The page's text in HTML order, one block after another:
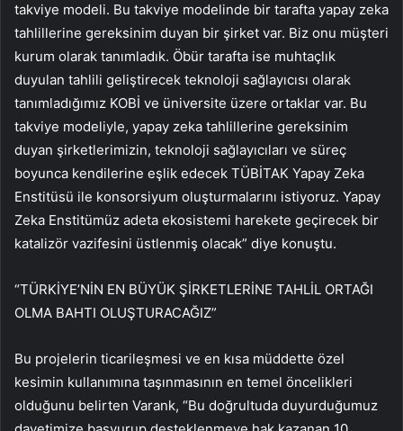
takviye modeli. Bu takviye modelinde bir tarafta yapay zeka
tahlillerine gereksinim duyan bir şirket var. Biz onu müşteri
kurum olarak tanımladık. Öbür tarafta ise muhtaçlık
duyulan tahlili geliştirecek teknoloji sağlayıcısı olarak
tanımladığımız KOBİ ve üniversite üzere ortaklar var. Bu
takviye modeliyle, yapay zeka tahlillerine gereksinim
duyan şirketlerimizin, teknoloji sağlayıcıları ve süreç
boyunca kendilerine eşlik edecek TÜBİTAK Yapay Zeka
Enstitüsü ile konsorsiyum oluşturmalarını istiyoruz. Yapay
Zeka Enstitümüz adeta ekosistemi harekete geçirecek bir
katalizör vazifesini üstlenmiş olacak” diye konuştu.
“TÜRKİYE’NİN EN BÜYÜK ŞİRKETLERİNE TAHLİL ORTAĞI
OLMA BAHTI OLUŞTURACAĞIZ”
Bu projelerin ticarileşmesi ve en kısa müddette özel
kesimin kullanımına taşınmasının en temel öncelikleri
olduğunu belirten Varank, “Bu doğrultuda duyurduğumuz